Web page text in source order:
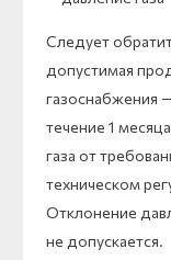
Следует
допустимая
газоснабжения
течение 1
газа от
техническом
Отклонение
не допускается.